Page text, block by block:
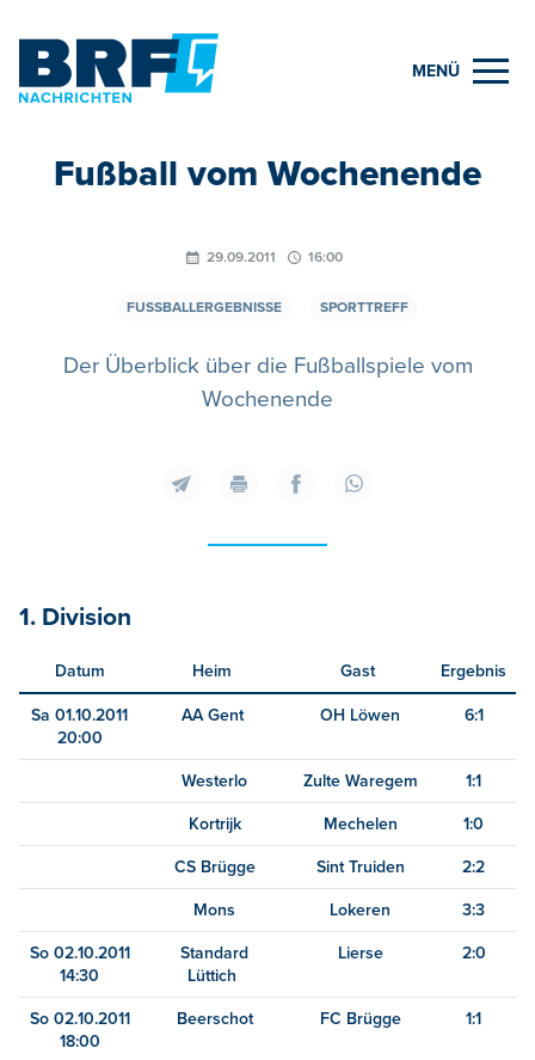
MENÜ
Fußball vom Wochenende
29.09.2011 16:00
FUSSBALLERGEBNISSE SPORTTREFF
Der Überblick über die Fußballspiele vom
Wochenende
1. Division
Datum Heim Gast Ergebnis
Sa 01.10.2011
20:00
AA Gent OH Löwen 6:1
Westerlo Zulte Waregem 1:1
Kortrijk Mechelen 1:0
CS Brügge Sint Truiden 2:2
Mons Lokeren 3:3
So 02.10.2011
14:30
Standard
Lüttich
Lierse 2:0
So 02.10.2011
18:00
Beerschot FC Brügge 1:1